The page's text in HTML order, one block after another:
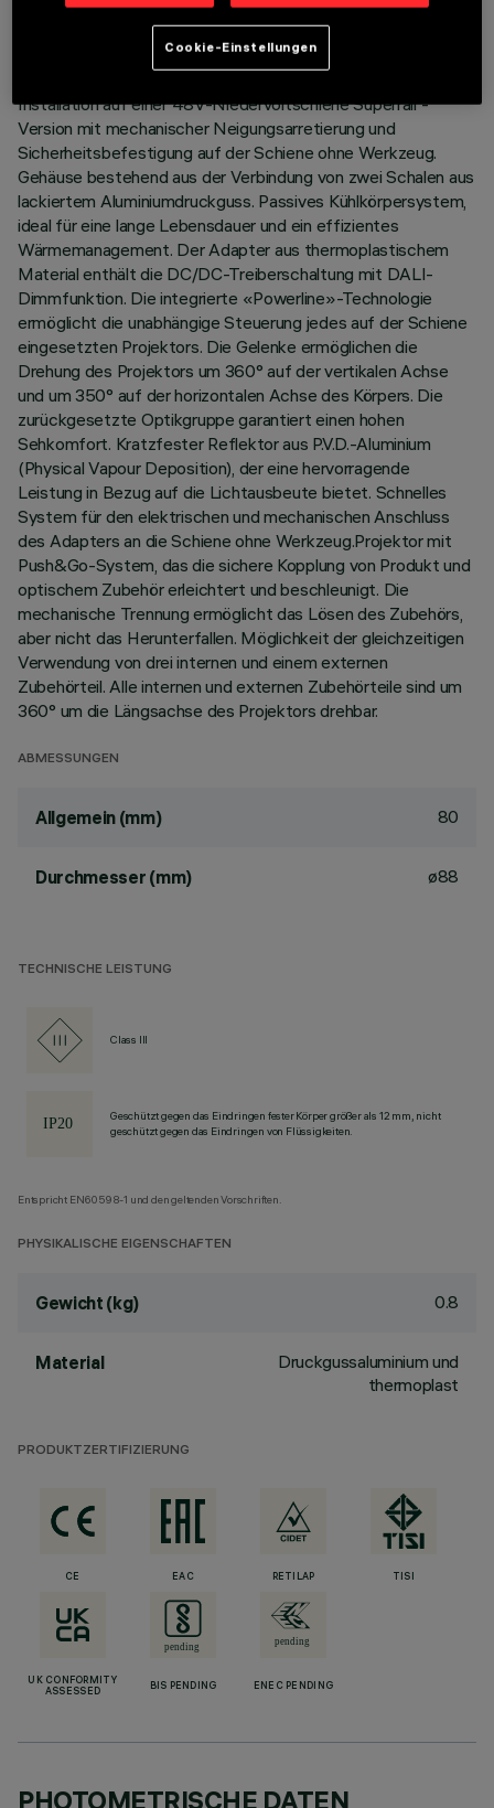
Installation auf einer 48V-Niedervoltschiene Superrail -
Version mit mechanischer Neigungsarretierung und
Sicherheitsbefestigung auf der Schiene ohne Werkzeug.
Gehäuse bestehend aus der Verbindung von zwei Schalen aus
lackiertem Aluminiumdruckguss. Passives Kühlkörpersystem,
ideal für eine lange Lebensdauer und ein effizientes
Wärmemanagement. Der Adapter aus thermoplastischem
Material enthält die DC/DC-Treiberschaltung mit DALI-
Dimmfunktion. Die integrierte «Powerline»-Technologie
ermöglicht die unabhängige Steuerung jedes auf der Schiene
eingesetzten Projektors. Die Gelenke ermöglichen die
Drehung des Projektors um 360° auf der vertikalen Achse
und um 350° auf der horizontalen Achse des Körpers. Die
zurückgesetzte Optikgruppe garantiert einen hohen
Sehkomfort. Kratzfester Reflektor aus P.V.D.-Aluminium
(Physical Vapour Deposition), der eine hervorragende
Leistung in Bezug auf die Lichtausbeute bietet. Schnelles
System für den elektrischen und mechanischen Anschluss
des Adapters an die Schiene ohne Werkzeug.Projektor mit
Push&Go-System, das die sichere Kopplung von Produkt und
optischem Zubehör erleichtert und beschleunigt. Die
mechanische Trennung ermöglicht das Lösen des Zubehörs,
aber nicht das Herunterfallen. Möglichkeit der gleichzeitigen
Verwendung von drei internen und einem externen
Zubehörteil. Alle internen und externen Zubehörteile sind um
360° um die Längsachse des Projektors drehbar.
ABMESSUNGEN
Allgemein (mm) 80
Durchmesser (mm) ø88
TECHNISCHE LEISTUNG
Class III
Geschützt gegen das Eindringen fester Körper größer als 12 mm, nicht
geschützt gegen das Eindringen von Flüssigkeiten.
Entspricht EN60598-1 und den geltenden Vorschriften.
PHYSIKALISCHE EIGENSCHAFTEN
Gewicht (kg) 0.8
Material
Druckgussaluminium und
thermoplast
PRODUKTZERTIFIZIERUNG
CE EAC RETILAP TISI
UK CONFORMITY
ASSESSED
BIS PENDING ENEC PENDING
PHOTOMETRISCHE DATEN
Cookie-Einstellungen